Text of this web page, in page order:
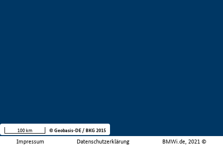
Impressum Datenschutzerklärung BMWi.de, 2021 ©
100 km © Geobasis-DE / BKG 2015